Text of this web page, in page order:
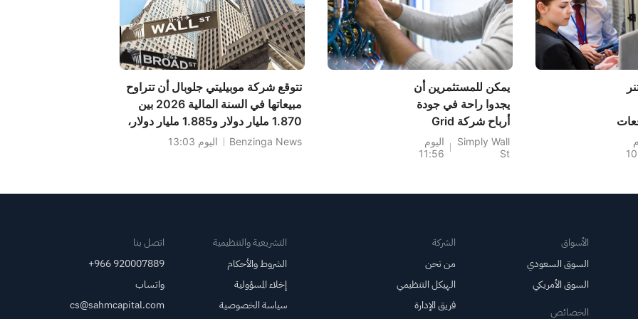
ما
يمكن للمستثمرين أن
يجدوا راحة في جودة
أرباح شركة Grid
Dynamics
Holdings
Simply Wall
St
اليوم
11:56
تتوقع شركة موبيليتي جلوبال أن تتراوح
مبيعاتها في السنة المالية 2026 بين
1.870 مليار دولار و1.885 مليار دولار،
مقارنةً بالتوقعات السابقة البالغة
Benzinga News اليوم 13:03
الأسواق
السوق السعودي
السوق الأمريكي
الخصائص
الشركة
من نحن
الهيكل التنظيمي
فريق الإدارة
التشريعية والتنظيمية
الشروط والأحكام
إخلاء المسؤولية
سياسة الخصوصية
اتصل بنا
+966 920007889
واتساب
cs@sahmcapital.com